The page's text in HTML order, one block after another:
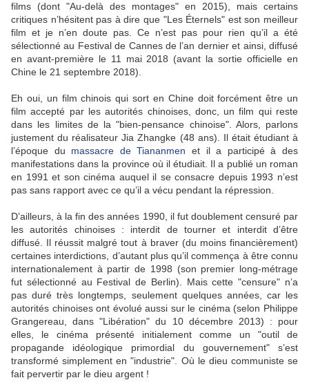
films (dont "Au-delà des montages" en 2015), mais certains
critiques n’hésitent pas à dire que "Les Éternels" est son meilleur
film et je n’en doute pas. Ce n’est pas pour rien qu’il a été
sélectionné au Festival de Cannes de l’an dernier et ainsi, diffusé
en avant-première le 11 mai 2018 (avant la sortie officielle en
Chine le 21 septembre 2018).
Eh oui, un film chinois qui sort en Chine doit forcément être un
film accepté par les autorités chinoises, donc, un film qui reste
dans les limites de la "bien-pensance chinoise". Alors, parlons
justement du réalisateur Jia Zhangke (48 ans). Il était étudiant à
l’époque du massacre de Tiananmen et il a participé à des
manifestations dans la province où il étudiait. Il a publié un roman
en 1991 et son cinéma auquel il se consacre depuis 1993 n’est
pas sans rapport avec ce qu’il a vécu pendant la répression.
D’ailleurs, à la fin des années 1990, il fut doublement censuré par
les autorités chinoises : interdit de tourner et interdit d’être
diffusé. Il réussit malgré tout à braver (du moins financièrement)
certaines interdictions, d’autant plus qu’il commença à être connu
internationalement à partir de 1998 (son premier long-métrage
fut sélectionné au Festival de Berlin). Mais cette "censure" n’a
pas duré très longtemps, seulement quelques années, car les
autorités chinoises ont évolué aussi sur le cinéma (selon Philippe
Grangereau, dans "Libération" du 10 décembre 2013) : pour
elles, le cinéma présenté initialement comme un "outil de
propagande idéologique primordial du gouvernement" s’est
transformé simplement en "industrie". Où le dieu communiste se
fait pervertir par le dieu argent !